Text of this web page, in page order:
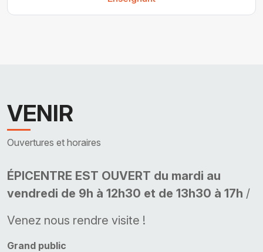
VENIR
Ouvertures et horaires
ÉPICENTRE EST OUVERT du mardi au
vendredi de 9h à 12h30 et de 13h30 à 17h /
Venez nous rendre visite !
Grand public